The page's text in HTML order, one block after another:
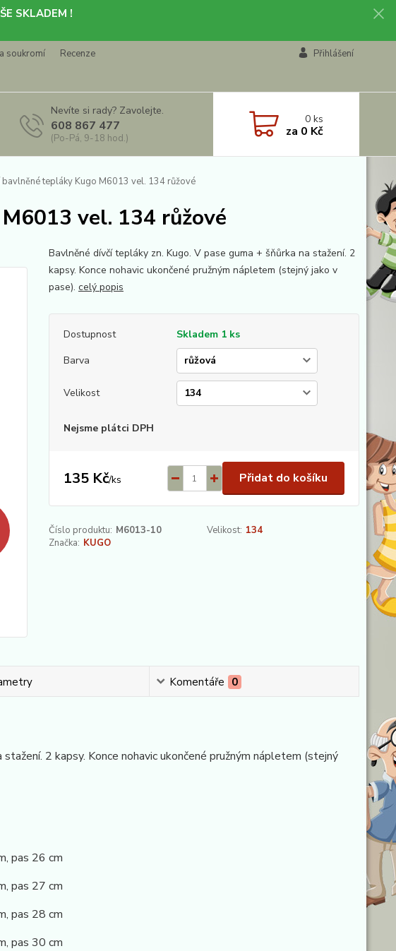
SKLADEM !
soukromí
Recenze
Přihlášení
Nevíte si rady? Zavolejte.
608 867 477
(Po-Pá, 9-18 hod.)
0ks
za 0 Kč
bavlněné tepláky Kugo M6013 vel. 134 růžové
vel. 134 růžové
Bavlněné dívčí tepláky zn. Kugo. V pase guma + šňůrka na stažení. 2
kapsy. Konce nohavic ukončené pružným nápletem (stejný jako v
pase). celý popis
Dostupnost
Skladem 1 ks
Barva
Velikost
Nejsme plátci DPH
135 Kč/ks Přidat do košíku
Číslo produktu: M6013-10 Velikost: 134
Značka: KUGO
Komentáře 0
2 kapsy. Konce nohavic ukončené pružným nápletem (stejný
pas 26 cm
pas 27 cm
pas 28 cm
pas 30 cm